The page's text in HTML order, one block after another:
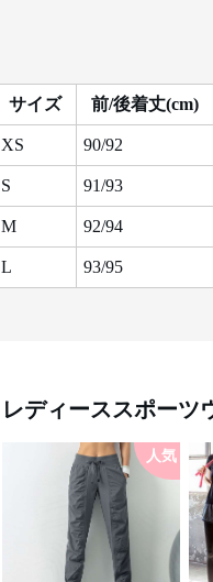
サイズ 前/後着丈(cm)
XS 90/92
S 91/93
M 92/94
L 93/95
レディーススポーツ
人気